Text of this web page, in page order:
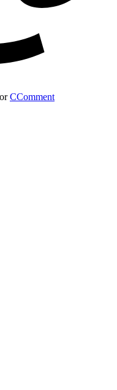
CComment